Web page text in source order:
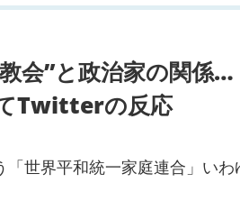
教会”と政治家の関
Twitterの反応
世界平和統一家庭連合」いわ